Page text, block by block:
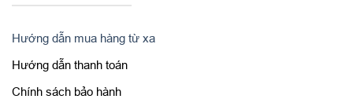
Hướng dẫn mua hàng từ xa
Hướng dẫn thanh toán
Chính sách bảo hành